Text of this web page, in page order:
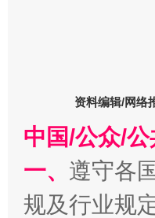
在谋一域中
资料编辑/网络
中国/公众/
一、 遵守各
规及行业规